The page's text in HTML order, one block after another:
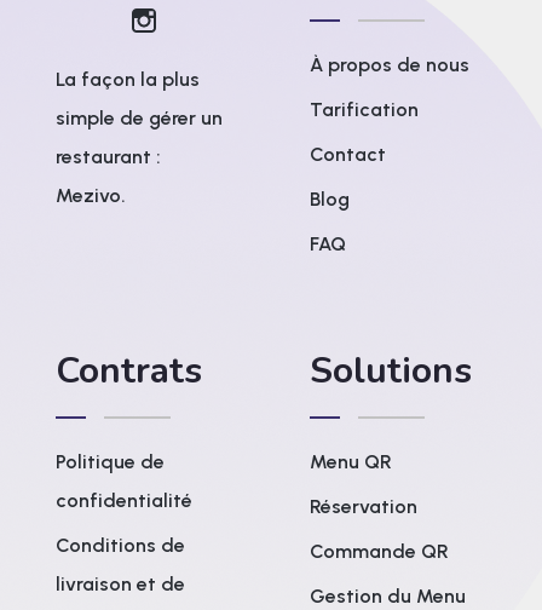
La façon la plus
simple de gérer un
restaurant :
Mezivo.
À propos de nous
Tarification
Contact
Blog
FAQ
Contrats
Politique de
confidentialité
Conditions de
livraison et de
Solutions
Menu QR
Réservation
Commande QR
Gestion du Menu